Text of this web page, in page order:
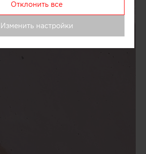
Отклонить все
Изменить настройки